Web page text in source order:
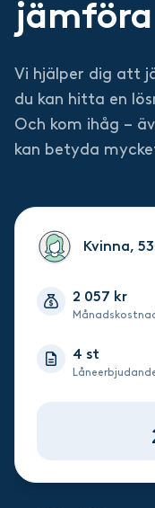
Vi hjälper dig att
du kan hitta en
Och kom ihåg –
kan betyda
Kvinna,
2 057 kr
4 st